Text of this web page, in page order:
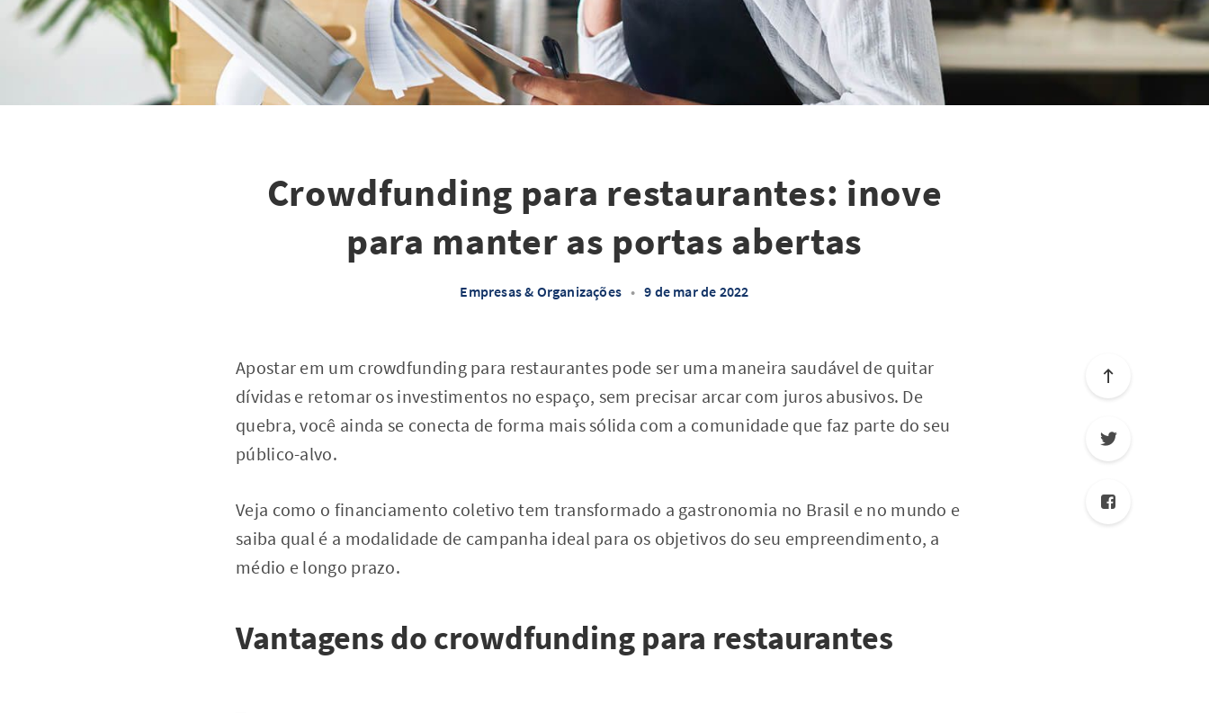
Crowdfunding para restaurantes: inove
para manter as portas abertas
Empresas & Organizações • 9 de mar de 2022
Apostar em um crowdfunding para restaurantes pode ser uma maneira saudável de quitar
dívidas e retomar os investimentos no espaço, sem precisar arcar com juros abusivos. De
quebra, você ainda se conecta de forma mais sólida com a comunidade que faz parte do seu
público-alvo.
Veja como o financiamento coletivo tem transformado a gastronomia no Brasil e no mundo e
saiba qual é a modalidade de campanha ideal para os objetivos do seu empreendimento, a
médio e longo prazo.
Vantagens do crowdfunding para restaurantes